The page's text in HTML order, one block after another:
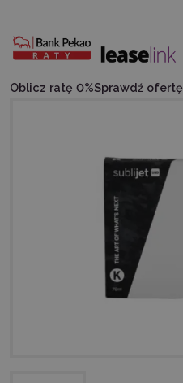
Oblicz ratę 0%Sprawdź ofertę